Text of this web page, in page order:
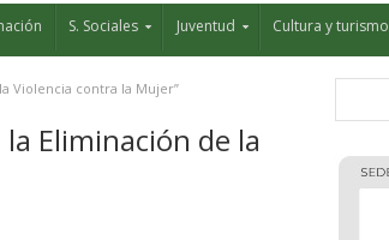
S. Sociales Juventud Cultura y turismo
Violencia contra la Mujer”
la Eliminación de la